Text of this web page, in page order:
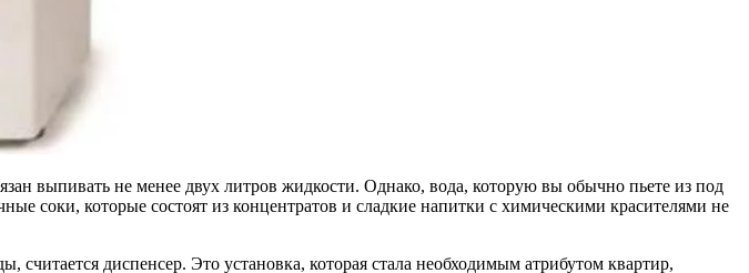
выпивать не менее двух литров жидкости. Однако, вода, которую вы обычно пьете из под
соки, которые состоят из концентратов и сладкие напитки с химическими красителями не
диспенсер. Это установка, которая стала необходимым атрибутом квартир,